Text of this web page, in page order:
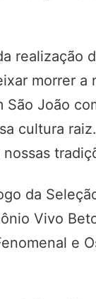
realização
morrer a
João
cultura
da
Vivo
e